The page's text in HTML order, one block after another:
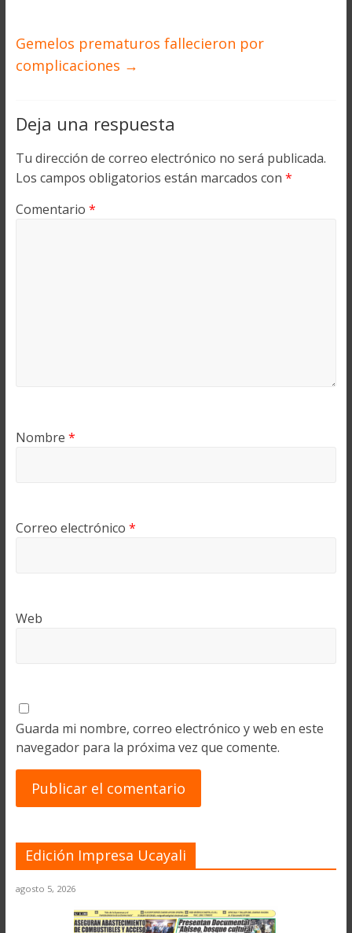
Gemelos prematuros fallecieron por
complicaciones →
Deja una respuesta
Tu dirección de correo electrónico no será publicada.
Los campos obligatorios están marcados con *
Comentario *
Nombre *
Correo electrónico *
Web
Guarda mi nombre, correo electrónico y web en este
navegador para la próxima vez que comente.
Edición Impresa Ucayali
agosto 5, 2026